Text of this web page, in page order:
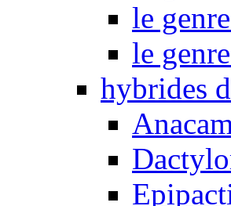
le
le
hybrides